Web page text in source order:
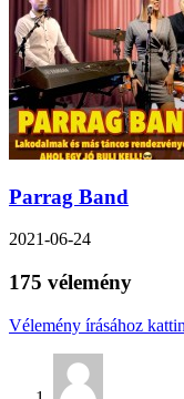
Parrag Band
2021-06-24
175 vélemény
Vélemény írásához